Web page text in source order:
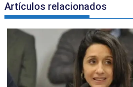
Artículos relacionados